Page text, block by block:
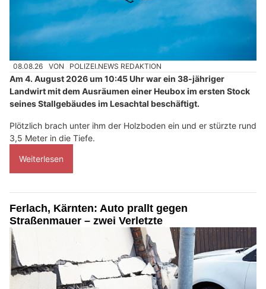
08.08.26 VON POLIZEI.NEWS REDAKTION
Am 4. August 2026 um 10:45 Uhr war ein 38-jähriger
Landwirt mit dem Ausräumen einer Heubox im ersten Stock
seines Stallgebäudes im Lesachtal beschäftigt.
Plötzlich brach unter ihm der Holzboden ein und er stürzte rund
3,5 Meter in die Tiefe.
Weiterlesen
Ferlach, Kärnten: Auto prallt gegen
Straßenmauer – zwei Verletzte